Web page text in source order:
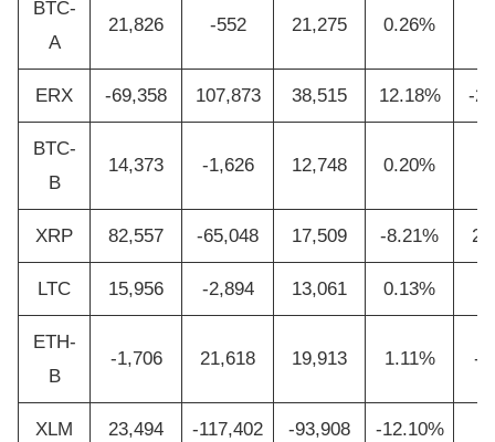
BTC-
A
21,826 -552 21,275 0.26%
ERX -69,358 107,873 38,515 12.18% -
BTC-
B
14,373 -1,626 12,748 0.20%
XRP 82,557 -65,048 17,509 -8.21%
LTC 15,956 -2,894 13,061 0.13%
ETH-
B
-1,706 21,618 19,913 1.11% -
XLM 23,494 -117,402 -93,908 -12.10%